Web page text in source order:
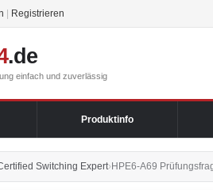
Registrieren
.de
einfach und zuverlässig
Produktinfo
Switching Expert›HPE6-A69